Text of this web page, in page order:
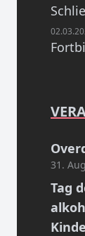
31.
Tag